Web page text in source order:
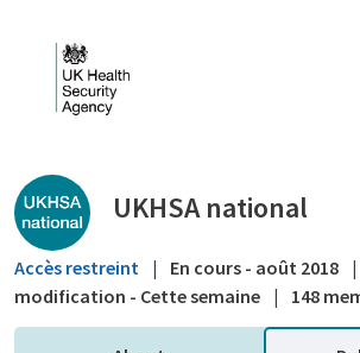
Public library - UKHSA national
UKHSA national
Accès restreint | En cours - août 2018 |
modification - Cette semaine | 148